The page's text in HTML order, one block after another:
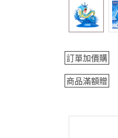
訂單加價購
商品滿額贈